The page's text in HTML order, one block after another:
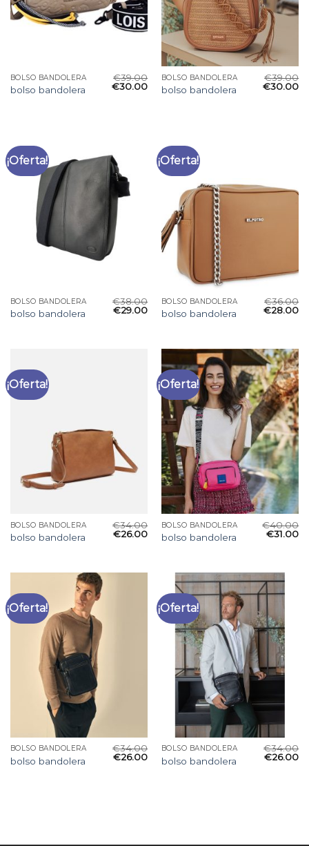
BOLSO BANDOLERA
bolso bandolera
€39.00
€30.00
BOLSO BANDOLERA
bolso bandolera
€39.00
€30.00
¡Oferta!
BOLSO BANDOLERA
bolso bandolera
€38.00
€29.00
¡Oferta!
BOLSO BANDOLERA
bolso bandolera
€36.00
€28.00
¡Oferta!
BOLSO BANDOLERA
bolso bandolera
€34.00
€26.00
¡Oferta!
BOLSO BANDOLERA
bolso bandolera
€40.00
€31.00
¡Oferta!
BOLSO BANDOLERA
bolso bandolera
€34.00
€26.00
¡Oferta!
BOLSO BANDOLERA
bolso bandolera
€34.00
€26.00